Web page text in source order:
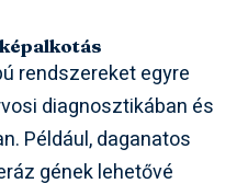
rendszereket egyre
diagnosztikában és
Például, daganatos
gének lehetővé